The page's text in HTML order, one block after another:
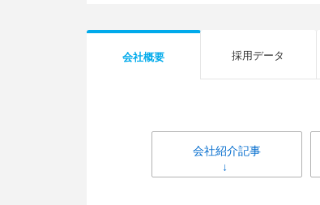
会社概要 採用データ
会社紹介記事